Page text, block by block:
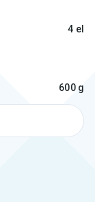
4 el
600 g